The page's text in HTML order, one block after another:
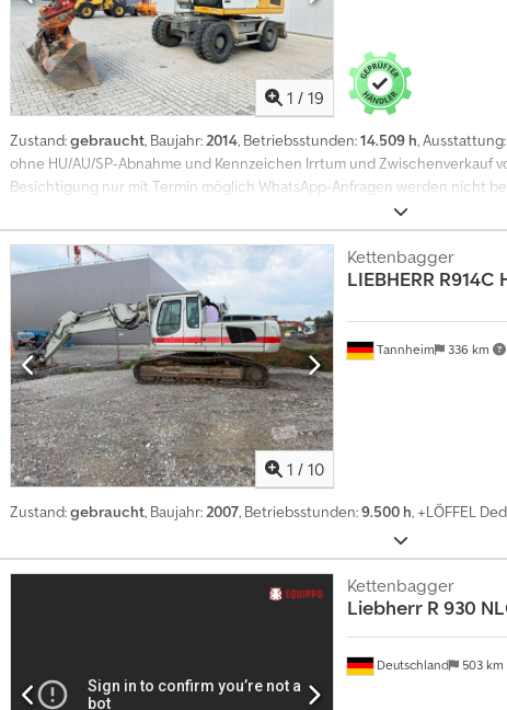
1 / 19
Zustand:gebraucht, Baujahr:2014, Betriebsstunden:14.509 h, Ausstattung:
ohne HU/AU/SP-Abnahme und Kennzeichen Irrtum und Zwischenverkauf
Besichtigung nur mit Termin möglich WhatsApp-Anfragen werden nicht
1 / 10
Tannheim 336 km
Kettenbagger
LIEBHERR R914C
Zustand:gebraucht, Baujahr:2007, Betriebsstunden:9.500 h, +LÖFFEL
Deutschland 503 km
Kettenbagger
Liebherr R 930